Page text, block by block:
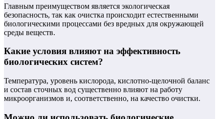
Главным преимуществом является экологическая
безопасность, так как очистка происходит естественными
биологическими процессами без вредных для окружающей
среды веществ.
Какие условия влияют на эффективность
биологических систем?
Температура, уровень кислорода, кислотно-щелочной баланс
и состав сточных вод существенно влияют на работу
микроорганизмов и, соответственно, на качество очистки.